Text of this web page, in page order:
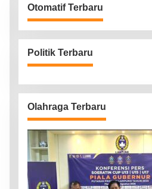
Otomatif Terbaru
Politik Terbaru
Olahraga Terbaru